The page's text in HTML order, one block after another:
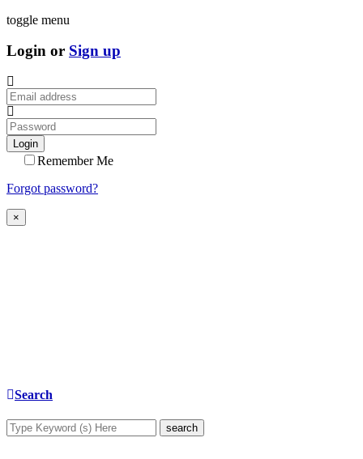
toggle menu
Login or Sign up
Login
Remember Me
Forgot password?
×
Search
search